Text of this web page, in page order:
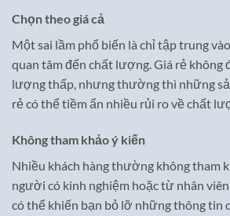
Chọn theo giá cả
Một sai lầm phổ biến là chỉ tập trung
quan tâm đến chất lượng. Giá rẻ không
lượng thấp, nhưng thường thì những
rẻ có thể tiềm ẩn nhiều rủi ro về chất
Không tham khảo ý kiến
Nhiều khách hàng thường không tham
người có kinh nghiệm hoặc từ nhân
có thể khiến bạn bỏ lỡ những thông tin